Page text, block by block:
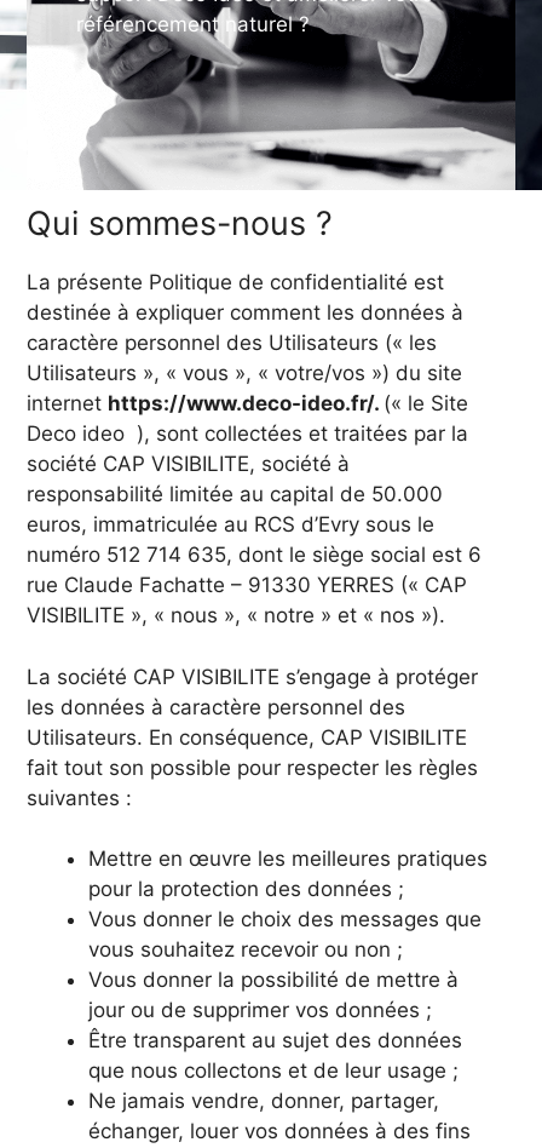
référencement naturel ?
Qui sommes-nous ?
La présente Politique de confidentialité est
destinée à expliquer comment les données à
caractère personnel des Utilisateurs (« les
Utilisateurs », « vous », « votre/vos ») du site
internet https://www.deco-ideo.fr/. (« le Site
Deco ideo ), sont collectées et traitées par la
société CAP VISIBILITE, société à
responsabilité limitée au capital de 50.000
euros, immatriculée au RCS d’Evry sous le
numéro 512 714 635, dont le siège social est 6
rue Claude Fachatte – 91330 YERRES (« CAP
VISIBILITE », « nous », « notre » et « nos »).
La société CAP VISIBILITE s’engage à protéger
les données à caractère personnel des
Utilisateurs. En conséquence, CAP VISIBILITE
fait tout son possible pour respecter les règles
suivantes :
Mettre en œuvre les meilleures pratiques
pour la protection des données ;
Vous donner le choix des messages que
vous souhaitez recevoir ou non ;
Vous donner la possibilité de mettre à
jour ou de supprimer vos données ;
Être transparent au sujet des données
que nous collectons et de leur usage ;
Ne jamais vendre, donner, partager,
échanger, louer vos données à des fins